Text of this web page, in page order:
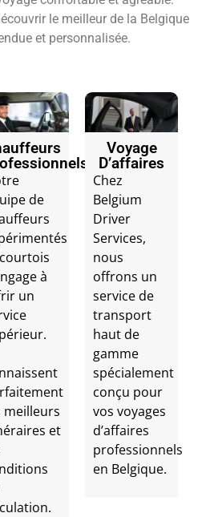
le meilleur de la Belgique
et personnalisée.
de
à
un
meilleurs
et
Voyage
D’affaires
Chez
Belgium
Driver
Services,
nous
offrons un
service de
transport
haut de
gamme
spécialement
conçu pour
vos voyages
d’affaires
professionnels
en Belgique.